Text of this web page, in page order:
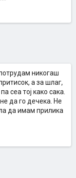
никогаш
а за шлаг,
сеа тој како сака.
да го дечека. Не
да имам прилика